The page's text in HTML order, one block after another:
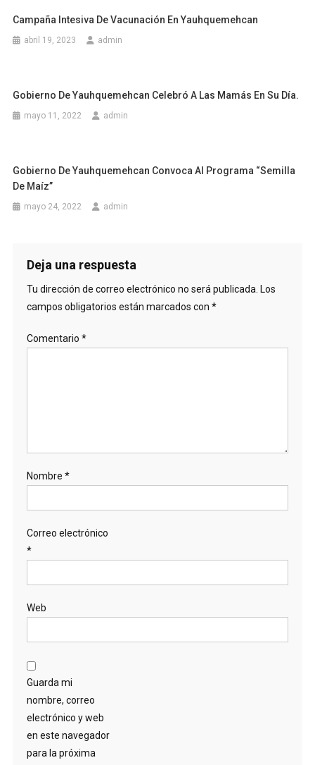
Campaña Intesiva De Vacunación En Yauhquemehcan
abril 19, 2023 admin
Gobierno De Yauhquemehcan Celebró A Las Mamás En Su Día.
mayo 11, 2022 admin
Gobierno De Yauhquemehcan Convoca Al Programa “Semilla
De Maíz”
mayo 24, 2022 admin
Deja una respuesta
Tu dirección de correo electrónico no será publicada. Los
campos obligatorios están marcados con *
Comentario *
Nombre *
Correo electrónico
*
Web
Guarda mi
nombre, correo
electrónico y web
en este navegador
para la próxima